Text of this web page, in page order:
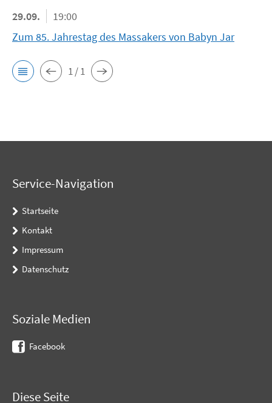
29.09.
19:00
Zum 85. Jahrestag des Massakers von Babyn Jar
1 / 1
Service-Navigation
Startseite
Kontakt
Impressum
Datenschutz
Soziale Medien
Facebook
Diese Seite